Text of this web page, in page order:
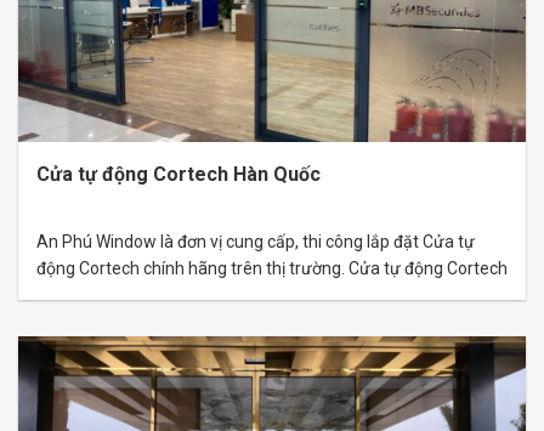
Cửa tự động Cortech Hàn Quốc
An Phú Window là đơn vị cung cấp, thi công lắp đặt Cửa tự
động Cortech chính hãng trên thị trường. Cửa tự động Cortech
kính trượt tự động…